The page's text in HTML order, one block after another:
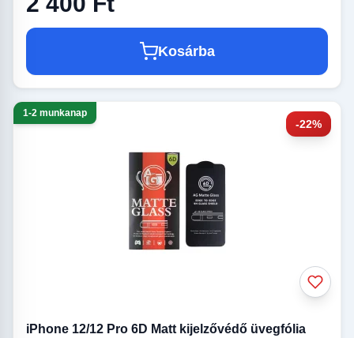
Kosárba
-22%
1-2 munkanap
iPhone 12/12 Pro 6D Matt kijelzővédő üvegfólia